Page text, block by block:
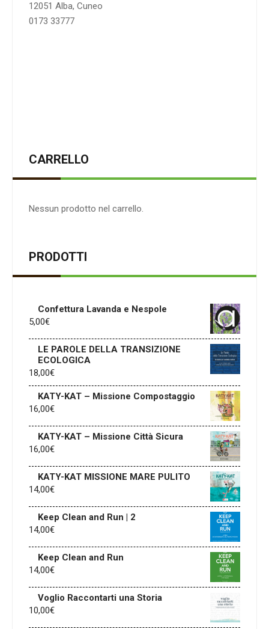
12051 Alba, Cuneo
0173 33777
CARRELLO
Nessun prodotto nel carrello.
PRODOTTI
Confettura Lavanda e Nespole
5,00€
LE PAROLE DELLA TRANSIZIONE
ECOLOGICA
18,00€
KATY-KAT – Missione Compostaggio
16,00€
KATY-KAT – Missione Città Sicura
16,00€
KATY-KAT MISSIONE MARE PULITO
14,00€
Keep Clean and Run | 2
14,00€
Keep Clean and Run
14,00€
Voglio Raccontarti una Storia
10,00€